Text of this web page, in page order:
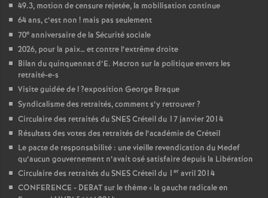
49.3, motion de censure rejetée, la mobilisation continue
64 ans, c’est non ! mais pas seulement
70e anniversaire de la Sécurité sociale
2026, pour la paix… et contre l’extrême droite
Bilan du quinquennat d’E. Macron sur la politique envers les
retraité-e-s
Visite guidée de l?exposition George Braque
Syndicalisme des retraités, comment s’y retrouver?
Circulaire des retraités duSNESCréteil du 17 janvier 2014
Résultats des votes des retraités de l’académie de Créteil
Le pacte de responsabilité : une vieille revendication du Medef
qu’aucun gouvernement n’avait osé satisfaire depuis la Libération
Circulaire des retraités duSNESCréteil du 1 er avril 2014
CONFERENCE - DEBATsur le thème « la gauche radicale en